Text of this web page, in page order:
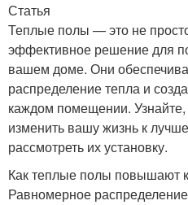
Статья
Теплые полы — это не
эффективное решение для
вашем доме. Они
распределение тепла и
каждом помещении.
изменить вашу жизнь к
рассмотреть их установку.
Как теплые полы повышают
Равномерное